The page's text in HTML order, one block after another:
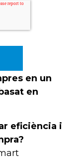
en un
en
eficiència i